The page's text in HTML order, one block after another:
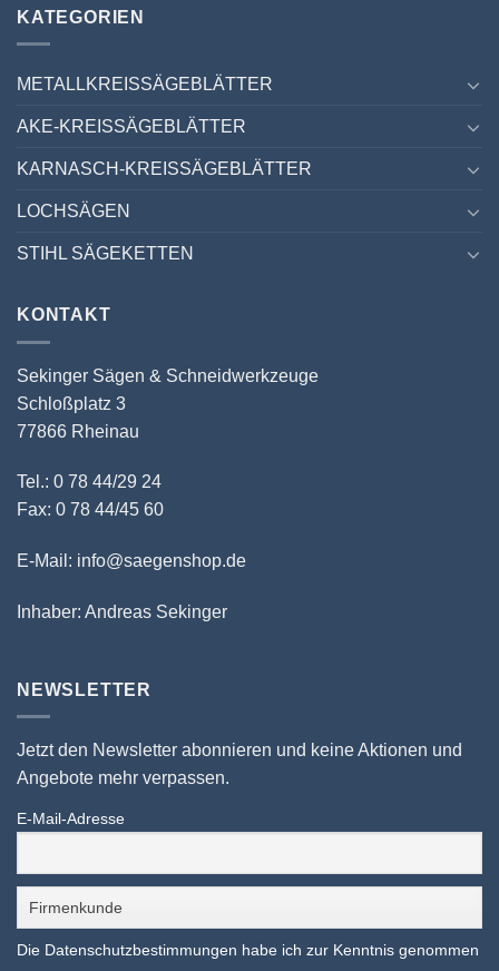
KATEGORIEN
METALLKREISSÄGEBLÄTTER
AKE-KREISSÄGEBLÄTTER
KARNASCH-KREISSÄGEBLÄTTER
LOCHSÄGEN
STIHL SÄGEKETTEN
KONTAKT
Sekinger Sägen & Schneidwerkzeuge
Schloßplatz 3
77866 Rheinau
Tel.: 0 78 44/29 24
Fax: 0 78 44/45 60
E-Mail: info@saegenshop.de
Inhaber: Andreas Sekinger
NEWSLETTER
Jetzt den Newsletter abonnieren und keine Aktionen und
Angebote mehr verpassen.
E-Mail-Adresse
Die Datenschutzbestimmungen habe ich zur Kenntnis genommen